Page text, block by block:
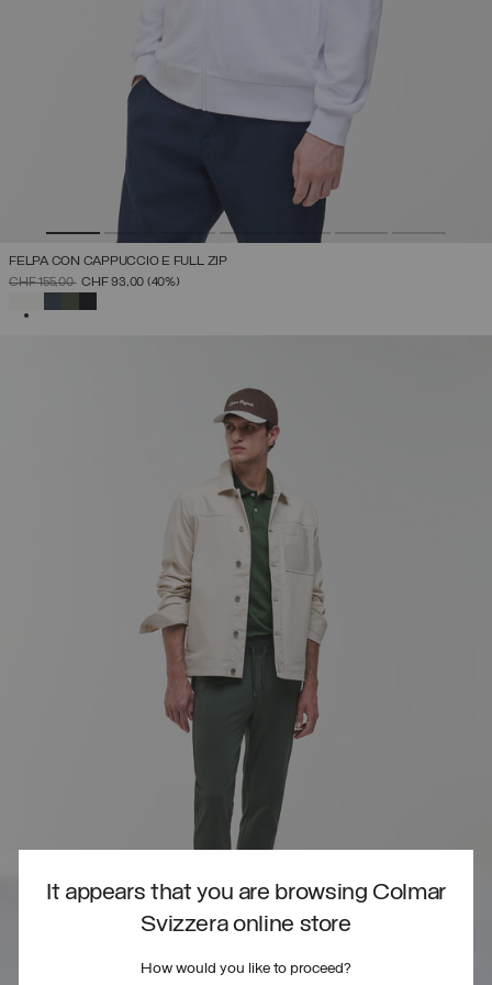
It appears that you are browsing Colmar
Svizzera online store
How would you like to proceed?
FELPA CON CAPPUCCIO E FULL ZIP
PREZZO RIDOTTO DA
CHF 155,00ACHF 93,00 (40%)